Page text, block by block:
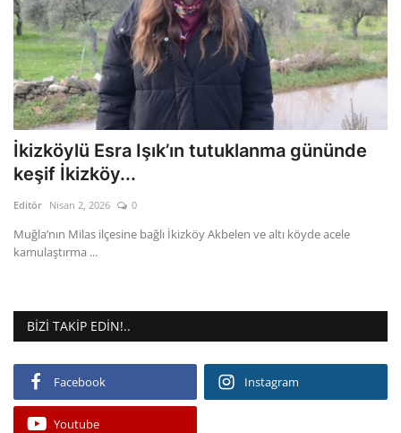
İkizköylü Esra Işık’ın tutuklanma gününde
keşif İkizköy...
Editör Nisan 2, 2026 0
Muğla’nın Milas ilçesine bağlı İkizköy Akbelen ve altı köyde acele
kamulaştırma ...
BIZI TAKIP EDIN!..
Facebook Instagram
Youtube